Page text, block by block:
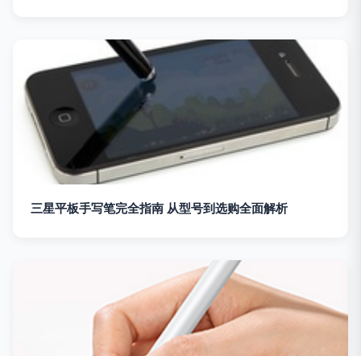
三星平板手写笔完全指南 从型号到选购全面解析